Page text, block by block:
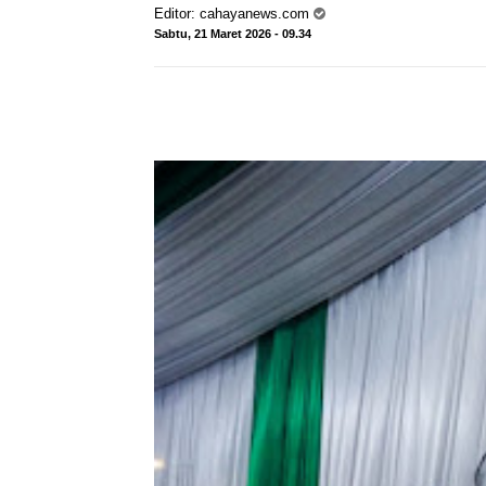
Editor: cahayanews.com
Sabtu, 21 Maret 2026 - 09.34